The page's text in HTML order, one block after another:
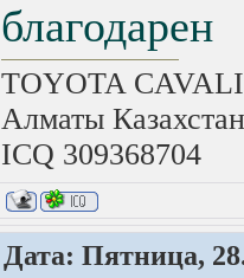
благодарен
TOYOTA
Алматы Казахстан
ICQ 309368704
Дата: Пятница,